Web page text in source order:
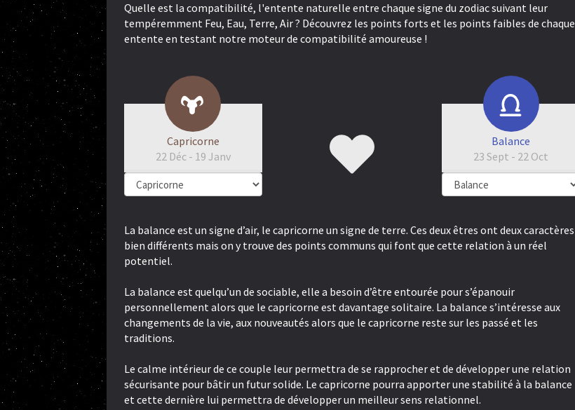
Quelle est la compatibilité, l'entente naturelle entre chaque signe du zodiac suivant leur
tempéremment Feu, Eau, Terre, Air ? Découvrez les points forts et les points faibles de chaque
entente en testant notre moteur de compatibilité amoureuse !
Capricorne
22 Déc - 19 Janv
Balance
23 Sept - 22 Oct
La balance est un signe d’air, le capricorne un signe de terre. Ces deux êtres ont deux caractères
bien différents mais on y trouve des points communs qui font que cette relation à un réel
potentiel.
La balance est quelqu’un de sociable, elle a besoin d’être entourée pour s’épanouir
personnellement alors que le capricorne est davantage solitaire. La balance s’intéresse aux
changements de la vie, aux nouveautés alors que le capricorne reste sur les passé et les
traditions.
Le calme intérieur de ce couple leur permettra de se rapprocher et de développer une relation
sécurisante pour bâtir un futur solide. Le capricorne pourra apporter une stabilité à la balance
et cette dernière lui permettra de développer un meilleur sens relationnel.